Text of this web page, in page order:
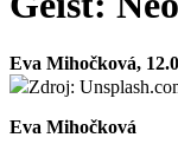
Eva Mihočková,
Zdroj:
Eva Mihočková